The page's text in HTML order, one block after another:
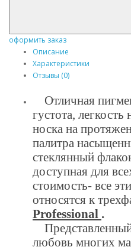
оформить заказ
Описание
Характеристики
Отзывы (0)
Отличная
густота, легкость
носка на
палитра
стеклянный
доступная для
стоимость- все
относятся к
Professional .
любовь многих